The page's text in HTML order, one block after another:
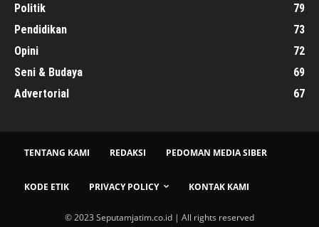
Politik
79
Pendidikan
73
Opini
72
Seni & Budaya
69
Advertorial
67
TENTANG KAMI REDAKSI PEDOMAN MEDIA SIBER
KODE ETIK PRIVACY POLICY KONTAK KAMI
© 2023 Seputamjatim.co.id | All rights reserved